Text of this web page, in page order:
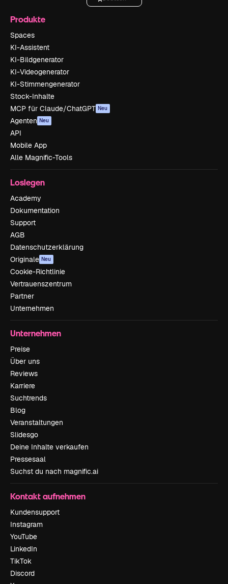
Produkte
Spaces
KI-Assistent
KI-Bildgenerator
KI-Videogenerator
KI-Stimmengenerator
Stock-Inhalte
MCP für Claude/ChatGPT Neu
Agenten Neu
API
Mobile App
Alle Magnific-Tools
Loslegen
Academy
Dokumentation
Support
AGB
Datenschutzerklärung
Originale Neu
Cookie-Richtlinie
Vertrauenszentrum
Partner
Unternehmen
Unternehmen
Preise
Über uns
Reviews
Karriere
Suchtrends
Blog
Veranstaltungen
Slidesgo
Deine Inhalte verkaufen
Pressesaal
Suchst du nach magnific.ai
Kontakt aufnehmen
Kundensupport
Instagram
YouTube
LinkedIn
TikTok
Discord